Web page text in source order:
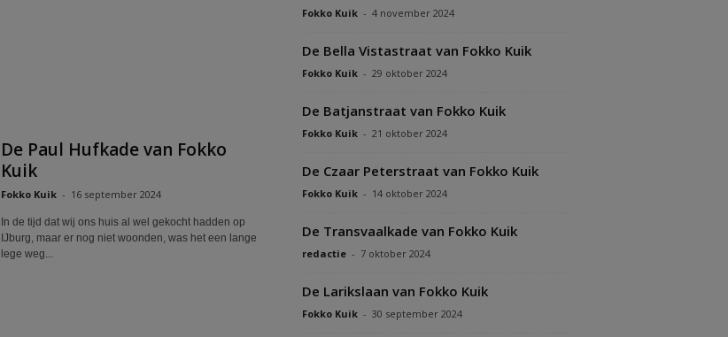
De Paul Hufkade van Fokko
Kuik
Fokko Kuik - 16 september 2024
In de tijd dat wij ons huis al wel gekocht hadden op
IJburg, maar er nog niet woonden, was het een lange
lege weg...
Fokko Kuik - 4 november 2024
De Bella Vistastraat van Fokko Kuik
Fokko Kuik - 29 oktober 2024
De Batjanstraat van Fokko Kuik
Fokko Kuik - 21 oktober 2024
De Czaar Peterstraat van Fokko Kuik
Fokko Kuik - 14 oktober 2024
De Transvaalkade van Fokko Kuik
redactie - 7 oktober 2024
De Larikslaan van Fokko Kuik
Fokko Kuik - 30 september 2024